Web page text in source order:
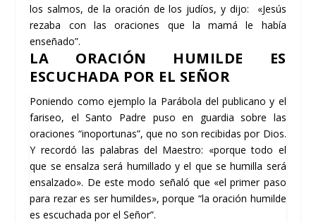
los salmos, de la oración de los judíos, y dijo: «Jesús
rezaba con las oraciones que la mamá le había
enseñado”.
LA ORACIÓN HUMILDE ES
ESCUCHADA POR EL SEÑOR
Poniendo como ejemplo la Parábola del publicano y el
fariseo, el Santo Padre puso en guardia sobre las
oraciones “inoportunas”, que no son recibidas por Dios.
Y recordó las palabras del Maestro: «porque todo el
que se ensalza será humillado y el que se humilla será
ensalzado». De este modo señaló que «el primer paso
para rezar es ser humildes», porque “la oración humilde
es escuchada por el Señor”.